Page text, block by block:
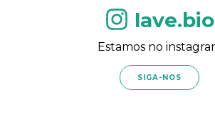
lave.bio
Estamos no
SIGA-NOS